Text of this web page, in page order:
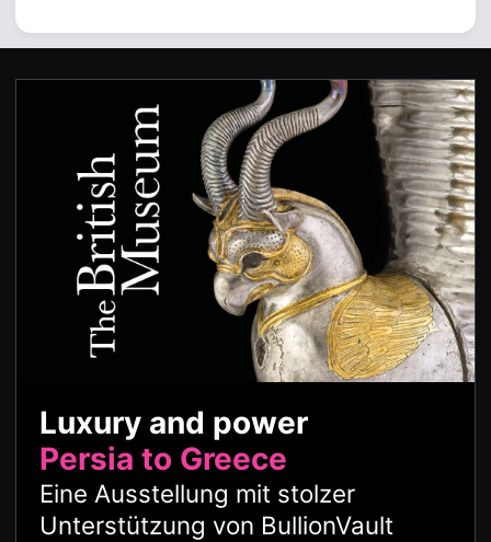
Luxury and power
Persia to Greece
Eine Ausstellung mit stolzer
Unterstützung von BullionVault